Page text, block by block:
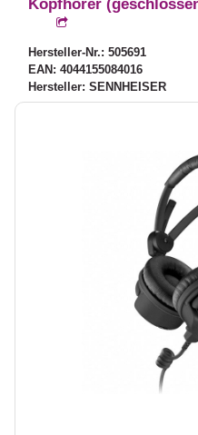
Kopfhörer
Hersteller-Nr.: 505691
EAN: 4044155084016
Hersteller: SENNHEISER